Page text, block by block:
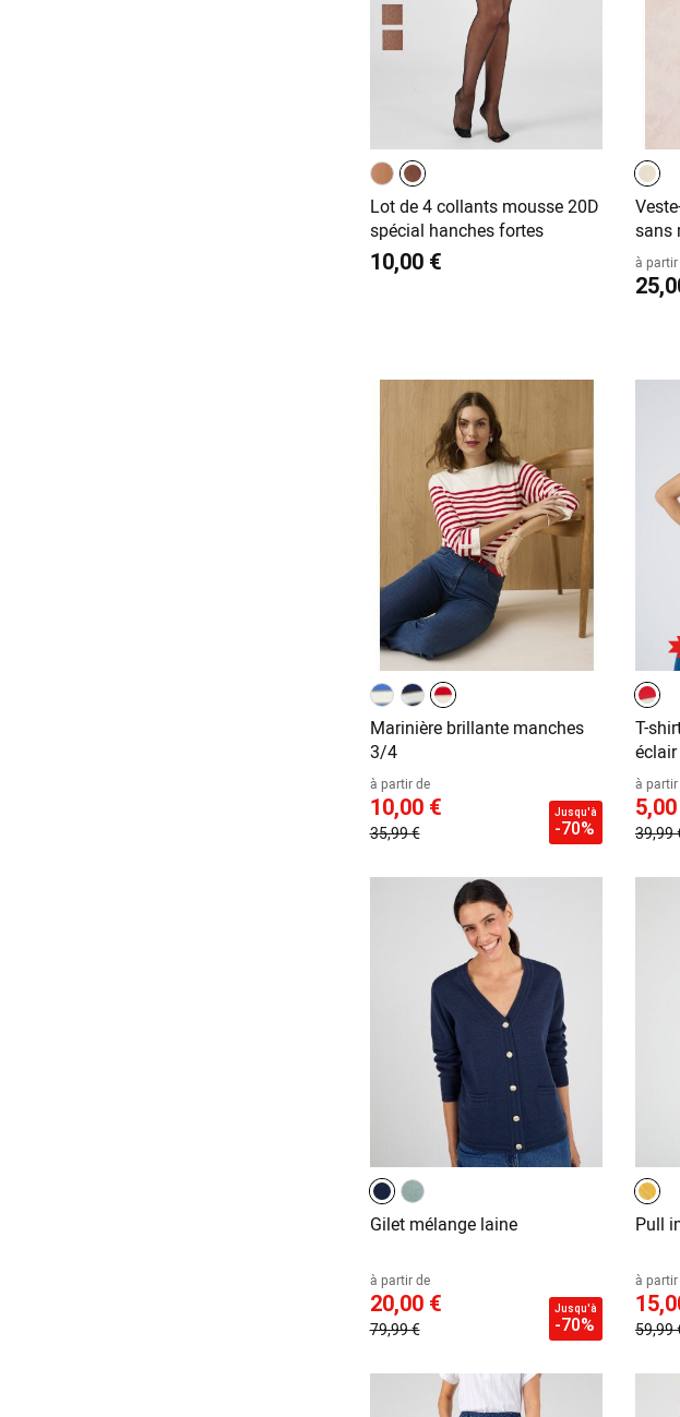
Lot de 4 collants mousse 20D
spécial hanches fortes
10,00 €
sans
à partir
Marinière brillante manches
3/4
à partir de
10,00 €
35,99 €
Jusqu'à
-70%
T-
à partir
39,99
Gilet mélange laine
à partir de
20,00 €
79,99 €
Jusqu'à
-70%
Pull
à partir
59,99